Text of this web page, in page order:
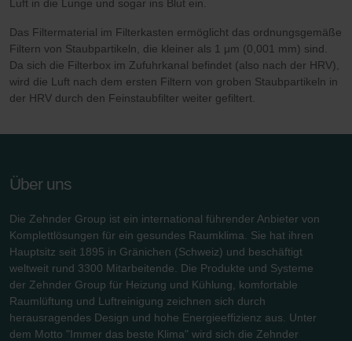
Limitet Şirketi: Web Sitesi Çerezleri
Zehnder Group Nederland bv: Privacyverklaringen
Zehnder Group Sales International: Privacy Policy
Zehnder Group Schweiz AG: Datenschutz
Zehnder Polska Sp. z o.o.: Oświadczenie o ochronie
Luft in die Lunge und sogar ins Blut ein.
Das Filtermaterial im Filterkasten ermöglicht das ordnungsgemäße
Filtern von Staubpartikeln, die kleiner als 1 μm (0,001 mm) sind.
Da sich die Filterbox im Zufuhrkanal befindet (also nach der HRV),
wird die Luft nach dem ersten Filtern von groben Staubpartikeln in
der HRV durch den Feinstaubfilter weiter gefiltert.
Über uns
Die Zehnder Group ist ein international führender Anbieter von
Komplettlösungen für ein gesundes Raumklima. Sie hat ihren
Hauptsitz seit 1895 in Gränichen (Schweiz) und beschäftigt
weltweit rund 3300 Mitarbeitende. Die Produkte und Systeme
der Zehnder Group für Heizung und Kühlung, komfortable
Raumlüftung und Luftreinigung zeichnen sich durch
herausragendes Design und hohe Energieeffizienz aus. Unter
dem Motto "Immer das beste Klima" wird sich die Zehnder